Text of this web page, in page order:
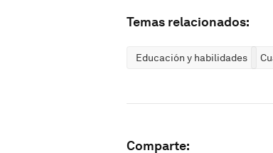
Temas relacionados:
Educación y habilidades
Comparte: